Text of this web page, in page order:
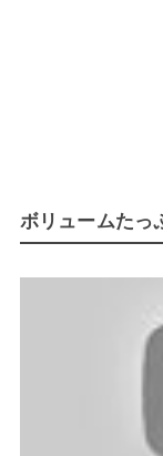
ボリュームたっ